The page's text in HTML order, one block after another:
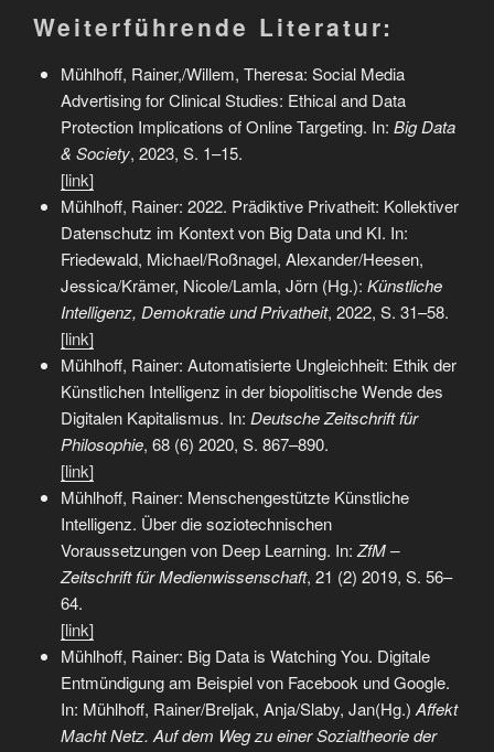
Weiterführende Literatur:
Mühlhoff, Rainer,/Willem, Theresa: Social Media
Advertising for Clinical Studies: Ethical and Data
Protection Implications of Online Targeting. In: Big Data
& Society, 2023, S. 1–15.
[link]
Mühlhoff, Rainer: 2022. Prädiktive Privatheit: Kollektiver
Datenschutz im Kontext von Big Data und KI. In:
Friedewald, Michael/Roßnagel, Alexander/Heesen,
Jessica/Krämer, Nicole/Lamla, Jörn (Hg.): Künstliche
Intelligenz, Demokratie und Privatheit, 2022, S. 31–58.
[link]
Mühlhoff, Rainer: Automatisierte Ungleichheit: Ethik der
Künstlichen Intelligenz in der biopolitische Wende des
Digitalen Kapitalismus. In: Deutsche Zeitschrift für
Philosophie, 68 (6) 2020, S. 867–890.
[link]
Mühlhoff, Rainer: Menschengestützte Künstliche
Intelligenz. Über die soziotechnischen
Voraussetzungen von Deep Learning. In: ZfM –
Zeitschrift für Medienwissenschaft, 21 (2) 2019, S. 56–
64.
[link]
Mühlhoff, Rainer: Big Data is Watching You. Digitale
Entmündigung am Beispiel von Facebook und Google.
In: Mühlhoff, Rainer/Breljak, Anja/Slaby, Jan(Hg.) Affekt
Macht Netz. Auf dem Weg zu einer Sozialtheorie der